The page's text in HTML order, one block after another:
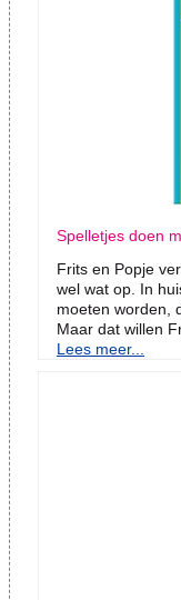
Spelletjes doen
Frits en Popje
wel wat op. In
moeten worden,
Maar dat willen
Lees meer...